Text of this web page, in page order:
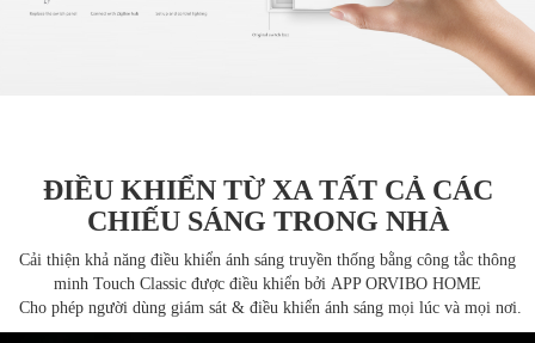
ĐIỀU KHIỂN TỪ XA TẤT CẢ CÁC
CHIẾU SÁNG TRONG NHÀ
Cải thiện khả năng điều khiển ánh sáng truyền thống bằng công tắc thông
minh Touch Classic được điều khiển bởi APP ORVIBO HOME
Cho phép người dùng giám sát & điều khiển ánh sáng mọi lúc và mọi nơi.